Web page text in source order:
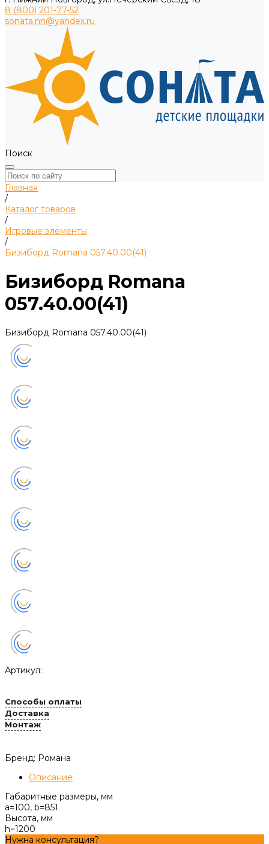
8 (800) 201-77-52
sonata.nn@yandex.ru
Поиск
Главная
/
Каталог товаров
/
Игровые элементы
/
Бизиборд Romana 057.40.00(41)
Бизиборд Romana
057.40.00(41)
Бизиборд Romana 057.40.00(41)
Артикул:
Способы оплаты
Доставка
Монтаж
Бренд: Романа
Описание
Габаритные размеры, мм
a=100, b=851
Высота, мм
h=1200
Нужна консультация?